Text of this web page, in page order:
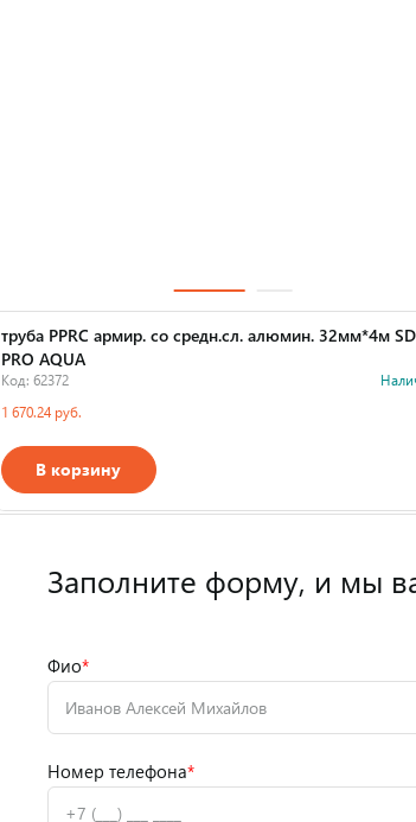
труба PPRC армир. со средн.сл. алюмин. 32мм*4м
PRO AQUA
Код: 62372
1 670.24 руб.
В корзину
Заполните форму, и мы
Фио*
Номер телефона*